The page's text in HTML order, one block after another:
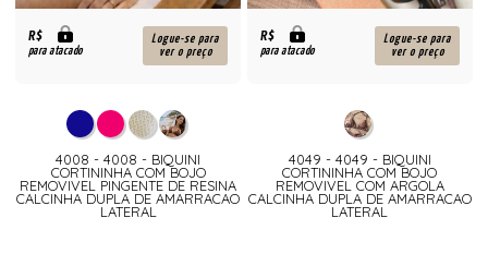
R$
para atacado
Logue-se para
ver o preço
4008 - 4008 - BIQUINI
CORTININHA COM BOJO
REMOVIVEL PINGENTE DE RESINA
CALCINHA DUPLA DE AMARRACAO
LATERAL
R$
para atacado
Logue-se para
ver o preço
4049 - 4049 - BIQUINI
CORTININHA COM BOJO
REMOVIVEL COM ARGOLA
CALCINHA DUPLA DE AMARRACAO
LATERAL